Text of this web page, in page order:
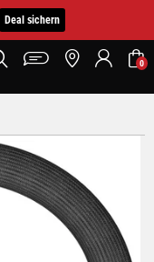
Deal sichern
0